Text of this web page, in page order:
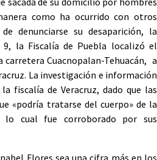
como ha ocurrido con otros
denunciarse su desaparición, la
la Fiscalía de Puebla localizó el
carretera Cuacnopalan-Tehuacán, a
La investigación e información
fiscalía de Veracruz, dado que las
«podría tratarse del cuerpo» de la
lo cual fue corroborado por sus
Flores sea una cifra más en los